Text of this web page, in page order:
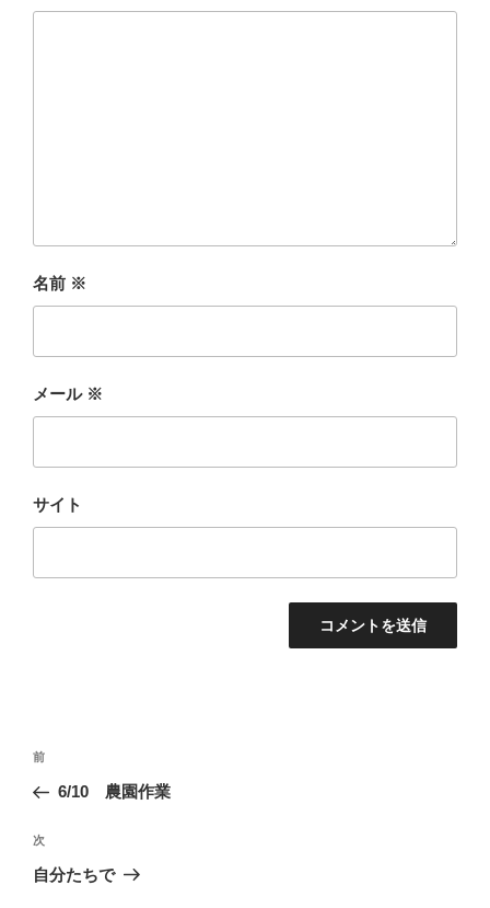
名前 ※
メール ※
サイト
投
ナ
ビ
ゲ
前
の
稿
前
6/10 農園作業
次
の
次
自分たちで